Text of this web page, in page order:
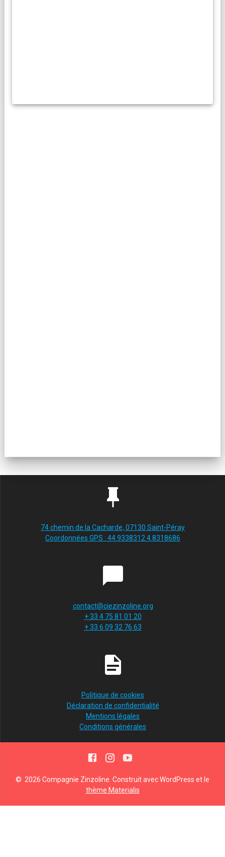
74 chemin de la Cacharde, 07130 Saint-Péray
Coordonnées GPS : 44.9338312 4.8318686
contact@ciezinzoline.org
+ 33 4 75 81 01 20
+ 33 6 09 32 76 63
Politique de cookies
Déclaration de confidentialité
Mentions légales
Conditions générales
© 2026 Compagnie Zinzoline. Construit avec WordPress et le
thème Materialis